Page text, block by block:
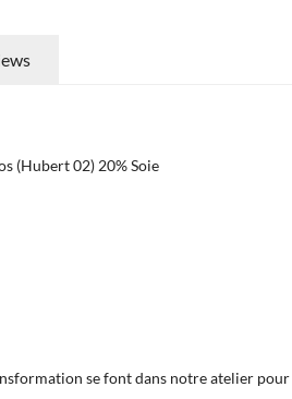
(Hubert 02) 20% Soie
se font dans notre atelier pour